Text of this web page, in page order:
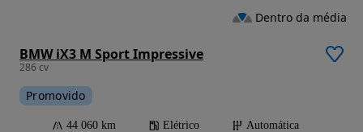
BMW iX3 M Sport Impressive
286 cv
Promovido
44 060 km Elétrico
Automática
Dentro da média